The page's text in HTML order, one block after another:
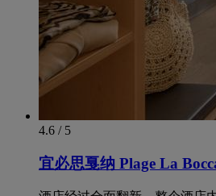
4.6 / 5
宜必思戛纳 Plage La